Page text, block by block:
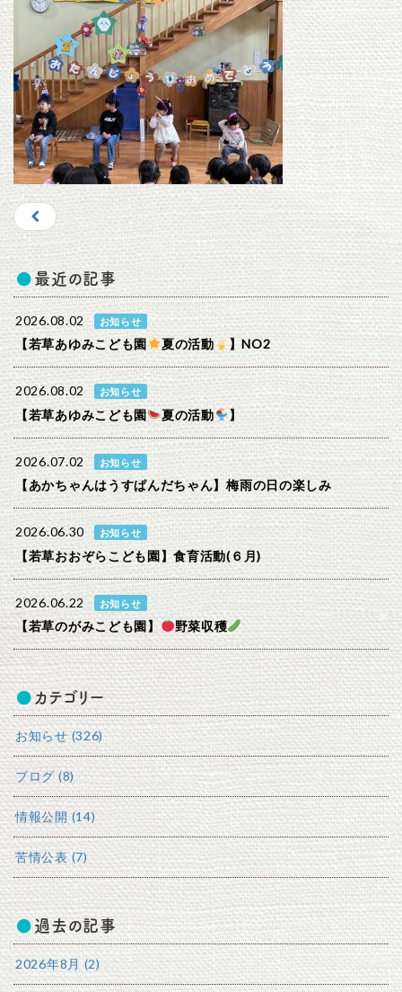
最近の記事
2026.08.02 お知らせ
【若草あゆみこども園 夏の活動 】NO2
2026.08.02 お知らせ
【若草あゆみこども園 夏の活動 】
2026.07.02 お知らせ
【あかちゃんはうすぱんだちゃん】梅雨の日の楽しみ
2026.06.30 お知らせ
【若草おおぞらこども園】食育活動(６月)
2026.06.22 お知らせ
【若草のがみこども園】 野菜収穫
カテゴリー
お知らせ (326)
ブログ (8)
情報公開 (14)
苦情公表 (7)
過去の記事
2026年8月 (2)